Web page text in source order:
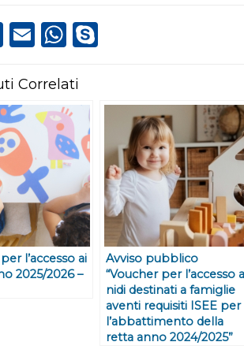
Twitter Email WhatsApp
Correlati
l’accesso ai
2025/2026 –
Avviso pubblico
“Voucher per l’accesso
nidi destinati a famiglie
aventi requisiti ISEE per
l’abbattimento della
retta anno 2024/2025”